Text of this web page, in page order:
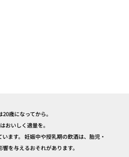
20歳になってから。
おいしく適量を。
ます。 妊娠中や授乳期の飲酒は、胎児・
を与えるおそれがあります。